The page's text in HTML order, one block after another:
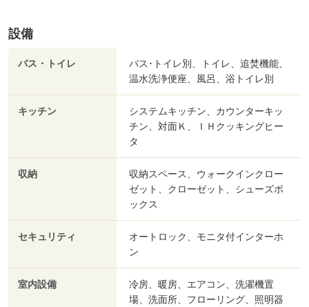
設備
バス・トイレ
バス･トイレ別、トイレ、追焚機能、
温水洗浄便座、風呂、浴トイレ別
キッチン
システムキッチン、カウンターキッ
チン、対面Ｋ、ＩＨクッキングヒー
タ
収納
収納スペース、ウォークインクロー
ゼット、クローゼット、シューズボ
ックス
セキュリティ
オートロック、モニタ付インターホ
ン
室内設備
冷房、暖房、エアコン、洗濯機置
場、洗面所、フローリング、照明器